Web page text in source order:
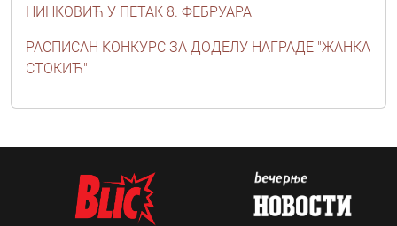
НИНКОВИЋ У ПЕТАК 8. ФЕБРУАРА
РАСПИСАН КОНКУРС ЗА ДОДЕЛУ НАГРАДЕ "ЖАНКА
СТОКИЋ"